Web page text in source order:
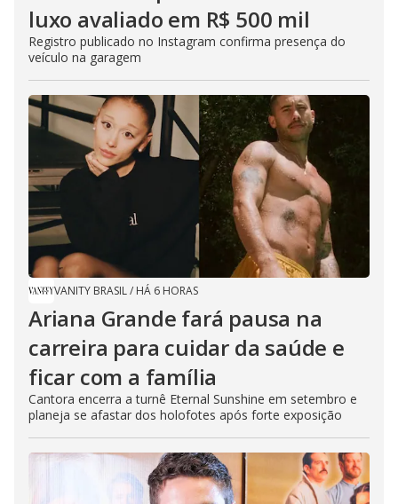
luxo avaliado em R$ 500 mil
Registro publicado no Instagram confirma presença do
veículo na garagem
VANITY BRASIL/ HÁ 6 HORAS
Ariana Grande fará pausa na
carreira para cuidar da saúde e
ficar com a família
Cantora encerra a turnê Eternal Sunshine em setembro e
planeja se afastar dos holofotes após forte exposição